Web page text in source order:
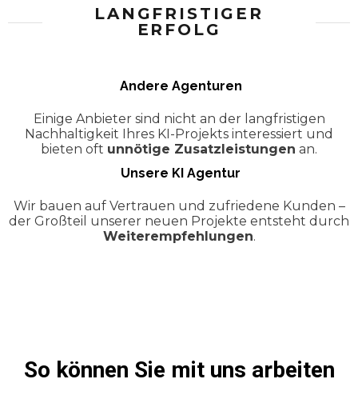
LANGFRISTIGER
ERFOLG
Andere Agenturen
Einige Anbieter sind nicht an der langfristigen
Nachhaltigkeit Ihres KI-Projekts interessiert und
bieten oft unnötige Zusatzleistungen an.
Unsere KI Agentur
Wir bauen auf Vertrauen und zufriedene Kunden –
der Großteil unserer neuen Projekte entsteht durch
Weiterempfehlungen.
So können Sie mit uns arbeiten